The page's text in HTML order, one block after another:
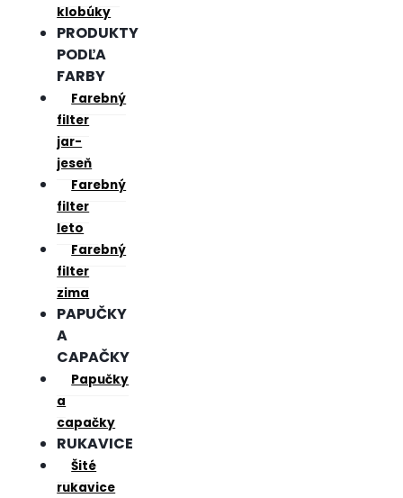
klobúky
PRODUKTY
PODĽA
FARBY
Farebný
filter
jar-
jeseň
Farebný
filter
leto
Farebný
filter
zima
PAPUČKY
A
CAPAČKY
Papučky
a
capačky
RUKAVICE
Šité
rukavice